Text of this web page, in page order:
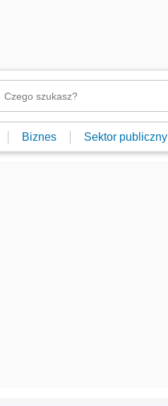
Biznes Sektor publiczny